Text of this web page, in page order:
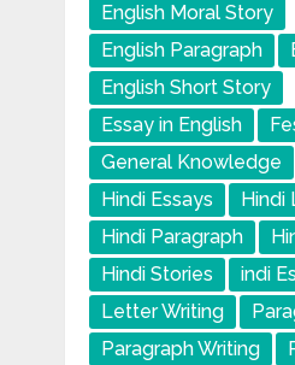
English Moral Story
English Paragraph
English Short Story
Essay in English
General Knowledge
Hindi Essays
Hindi
Hindi Paragraph
Hindi Stories
indi
Letter Writing
Paragraph Writing